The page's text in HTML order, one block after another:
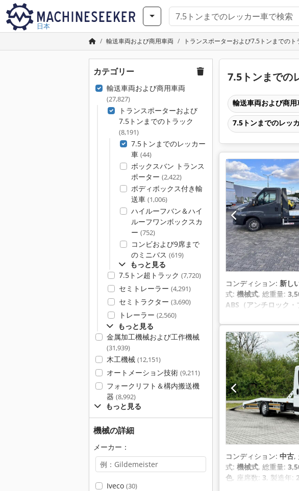
日本
輸送車両および商用車両 トランスポーターおよび7.5トンまでのト
カテゴリー
輸送車両および商用車両
(27,827)
トランスポーターおよび
7.5トンまでのトラック
(8,191)
7.5トンまでのレッカー
車 (44)
ボックスバン トランス
ポーター (2,422)
ボディボックス付き輸
送車 (1,006)
ハイルーフバン＆ハイ
ルーフワンボックスカ
ー (752)
コンビおよび9席まで
のミニバス (619)
もっと見る
7.5トン超トラック (7,720)
セミトレーラー (4,291)
セミトラクター (3,690)
トレーラー (2,560)
もっと見る
金属加工機械および工作機械
(31,939)
木工機械 (12,151)
オートメーション技術 (9,211)
フォークリフト＆構内搬送機
器 (8,992)
もっと見る
機械の詳細
メーカー：
Iveco (30)
7.5トンまでの
輸送車両および商用
7.5トンまでのレッ
コンディション: 新し
式: 機械式, 総重量:
ABS（アンチロック
コンディション: 中古,
式: 機械式, 総重量:
色, 座席数: 3, 製造年: